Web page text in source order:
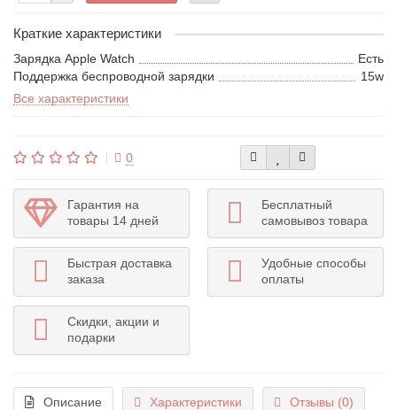
Краткие характеристики
Зарядка Apple Watch
Есть
Поддержка беспроводной зарядки
15w
Все характеристики
0
Гарантия на
товары 14 дней
Бесплатный
самовывоз товара
Быстрая доставка
заказа
Удобные способы
оплаты
Скидки, акции и
подарки
Описание Характеристики Отзывы (0)